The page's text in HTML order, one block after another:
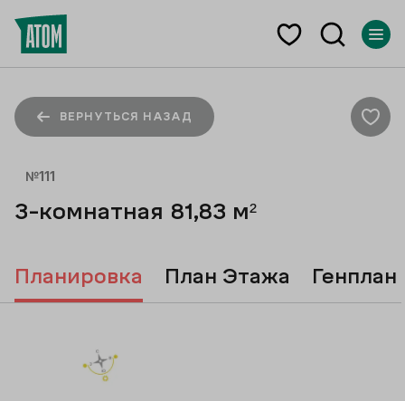
ВЕРНУТЬСЯ НАЗАД
№111
3-комнатная 81,83 м²
Планировка План Этажа Генплан